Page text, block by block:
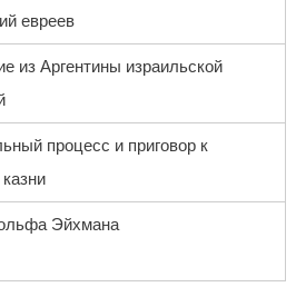
евреев
из Аргентины израильской
процесс и приговор к
Эйхмана